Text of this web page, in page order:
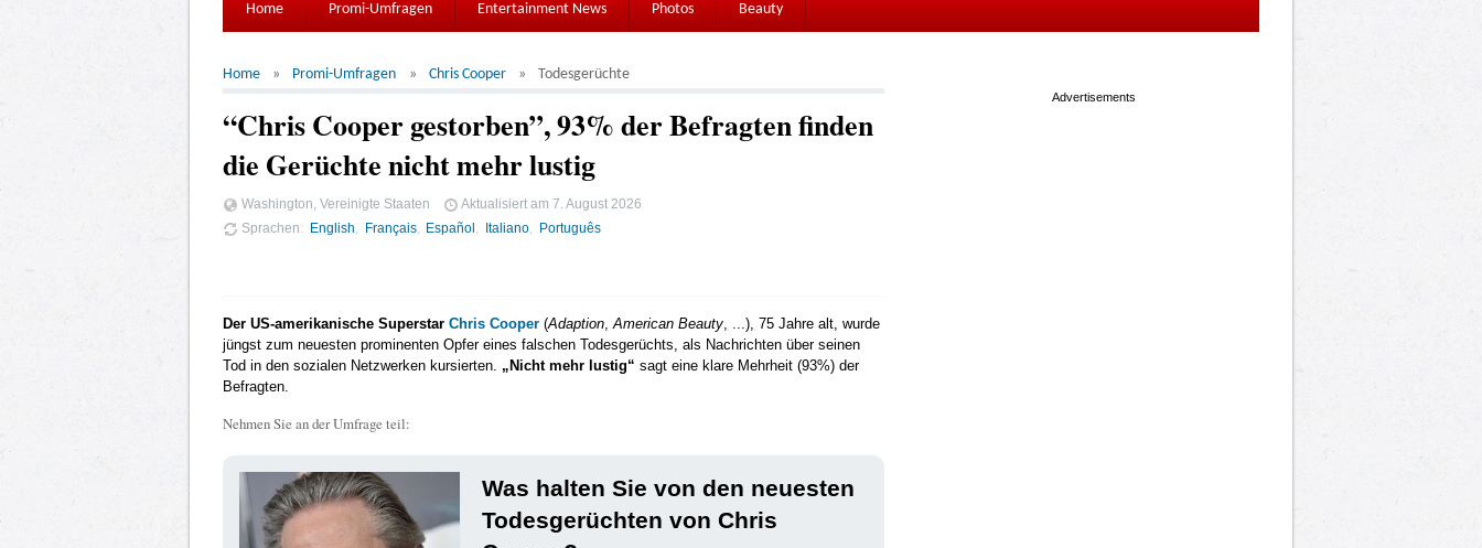
Home Promi-Umfragen Entertainment News Photos Beauty
Home Promi-Umfragen Chris Cooper Todesgerüchte
“Chris Cooper gestorben”, 93% der Befragten finden
die Gerüchte nicht mehr lustig
Washington, Vereinigte Staaten Aktualisiert am 7. August 2026
Sprachen
English Français Español Italiano Português
Der US-amerikanische Superstar Chris Cooper (Adaption American Beauty , ...), 75 Jahre alt, wurde
jüngst zum neuesten prominenten Opfer eines falschen Todesgerüchts, als Nachrichten über seinen
Tod in den sozialen Netzwerken kursierten. „Nicht mehr lustig“ sagt eine klare Mehrheit (93%) der
Befragten.
Nehmen Sie an der Umfrage teil:
Was halten Sie von den neuesten
Todesgerüchten von Chris